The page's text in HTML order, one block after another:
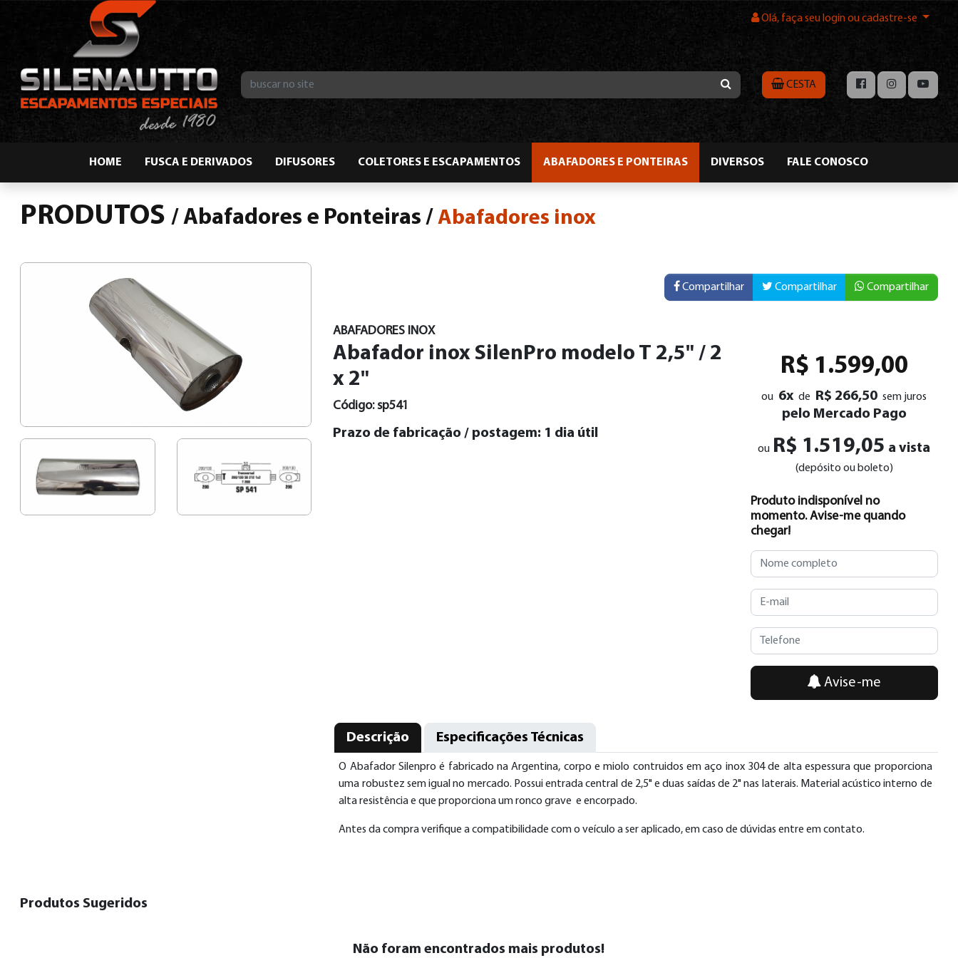
Olá, faça seu login ou cadastre-se
CESTA
HOME FUSCA E DERIVADOS DIFUSORES COLETORES E ESCAPAMENTOS ABAFADORES E PONTEIRAS DIVERSOS FALE CONOSCO
PRODUTOS/Abafadores e Ponteiras /Abafadores inox
Compartilhar Compartilhar Compartilhar
ABAFADORES INOX
Abafador inox SilenPro modelo T 2,5" / 2
x 2"
Código: sp541
Prazo de fabricação / postagem: 1 dia útil
R$ 1.599,00
ou 6x de R$ 266,50 sem juros
pelo Mercado Pago
ou R$ 1.519,05 a vista
(depósito ou boleto)
Produto indisponível no
momento. Avise-me quando
chegar!
Avise-me
Descrição Especificações Técnicas
O Abafador Silenpro é fabricado na Argentina, corpo e miolo contruidos em aço inox 304 de alta espessura que proporciona
uma robustez sem igual no mercado. Possui entrada central de 2,5" e duas saídas de 2" nas laterais. Material acústico interno de
alta resistência e que proporciona um ronco grave e encorpado.
Antes da compra verifique a compatibilidade com o veículo a ser aplicado, em caso de dúvidas entre em contato.
Produtos Sugeridos
Não foram encontrados mais produtos!